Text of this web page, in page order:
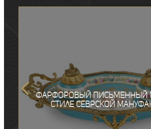
Фарфоровый письменный
стиле Севрской